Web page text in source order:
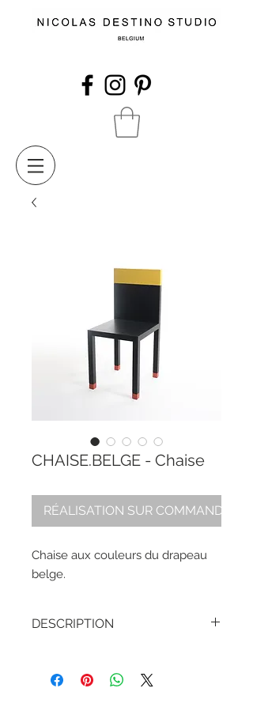
CHAISE.BELGE - Chaise
RÉALISATION SUR COMMANDE
Chaise aux couleurs du drapeau
belge.
DESCRIPTION
40 cm / 15,7 in
PROFONDEUR -45 cm / 17,7 in